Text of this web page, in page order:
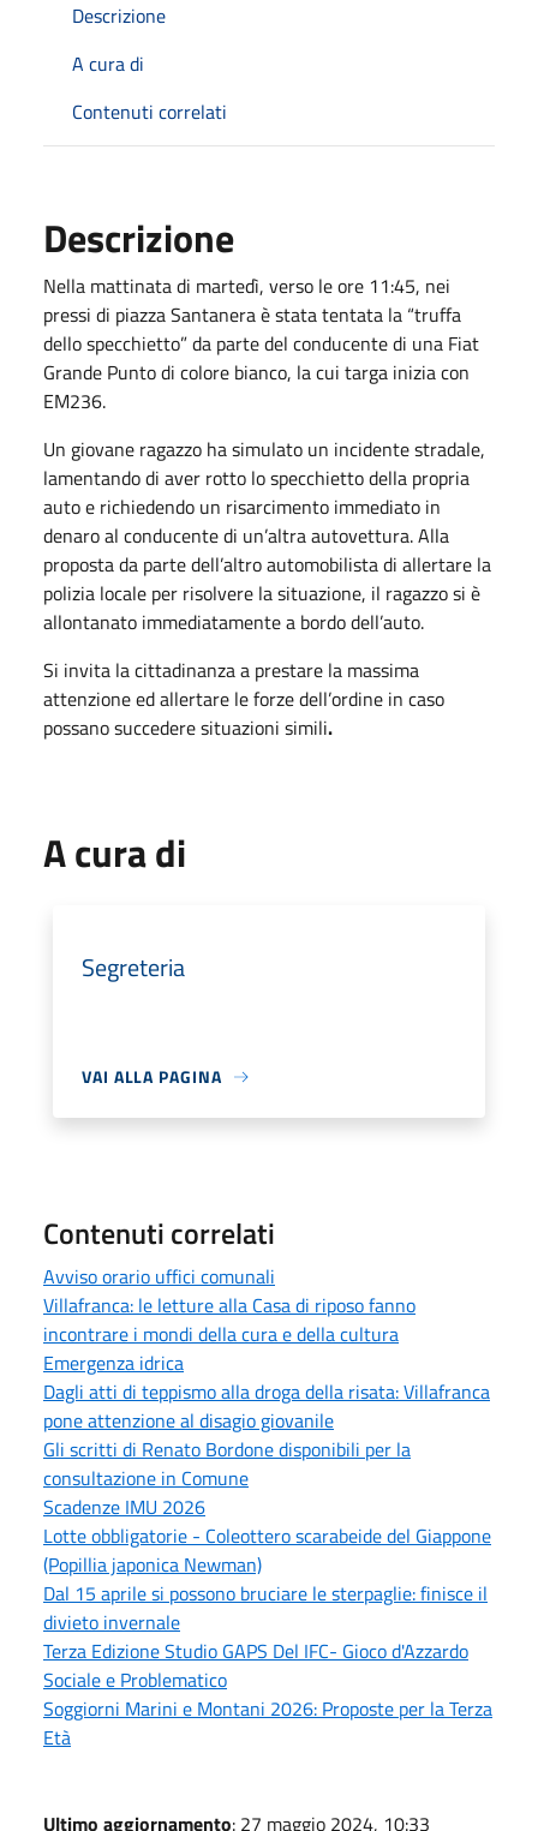
Descrizione
A cura di
Contenuti correlati
Descrizione
Nella mattinata di martedì, verso le ore 11:45, nei
pressi di piazza Santanera è stata tentata la “truffa
dello specchietto” da parte del conducente di una Fiat
Grande Punto di colore bianco, la cui targa inizia con
EM236.
Un giovane ragazzo ha simulato un incidente stradale,
lamentando di aver rotto lo specchietto della propria
auto e richiedendo un risarcimento immediato in
denaro al conducente di un’altra autovettura. Alla
proposta da parte dell’altro automobilista di allertare la
polizia locale per risolvere la situazione, il ragazzo si è
allontanato immediatamente a bordo dell’auto.
Si invita la cittadinanza a prestare la massima
attenzione ed allertare le forze dell’ordine in caso
possano succedere situazioni simili.
A cura di
Segreteria
VAI ALLA PAGINA
Contenuti correlati
Avviso orario uffici comunali
Villafranca: le letture alla Casa di riposo fanno
incontrare i mondi della cura e della cultura
Emergenza idrica
Dagli atti di teppismo alla droga della risata: Villafranca
pone attenzione al disagio giovanile
Gli scritti di Renato Bordone disponibili per la
consultazione in Comune
Scadenze IMU 2026
Lotte obbligatorie - Coleottero scarabeide del Giappone
(Popillia japonica Newman)
Dal 15 aprile si possono bruciare le sterpaglie: finisce il
divieto invernale
Terza Edizione Studio GAPS Del IFC- Gioco d'Azzardo
Sociale e Problematico
Soggiorni Marini e Montani 2026: Proposte per la Terza
Età
Ultimo aggiornamento: 27 maggio 2024, 10:33